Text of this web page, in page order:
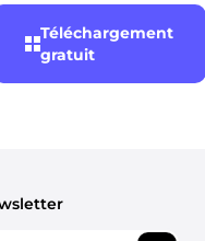
Téléchargement
gratuit